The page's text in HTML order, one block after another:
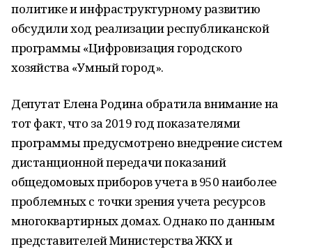
политике и инфраструктурному развитию
обсудили ход реализации республиканской
программы «Цифровизация городского
хозяйства «Умный город».
Депутат Елена Родина обратила внимание на
тот факт, что за 2019 год показателями
программы предусмотрено внедрение систем
дистанционной передачи показаний
общедомовых приборов учета в 950 наиболее
проблемных с точки зрения учета ресурсов
многоквартирных домах. Однако по данным
представителей Министерства ЖКХ и